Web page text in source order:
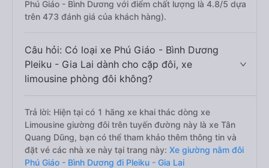
Phú Giáo - Bình Dương với điểm chất lượng là 4.8/5 dựa
trên 473 đánh giá của khách hàng).
Câu hỏi: Có loại xe Phú Giáo - Bình Dương
Pleiku - Gia Lai dành cho cặp đôi, xe
limousine phòng đôi không?
Trả lời: Hiện tại có 1 hãng xe khai thác dòng xe
Limousine giường đôi trên tuyến đường này là xe Tân
Quang Dũng, bạn có thể tham khảo thêm thông tin và
đặt vé các nhà xe này tại trang này: Xe giường nằm đôi
Phú Giáo - Bình Dương đi Pleiku - Gia Lai